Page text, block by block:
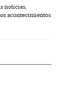
noticias,
acontecimientos